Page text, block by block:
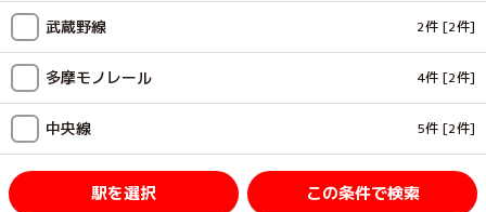
武蔵野線 2件 [2件]
多摩モノレール 4件 [2件]
中央線 5件 [2件]
駅を選択 この条件で検索